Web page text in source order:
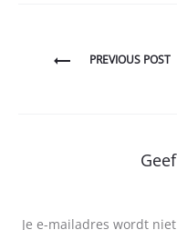
BerichtPREVIOUS POST
Je e-mailadres wordt